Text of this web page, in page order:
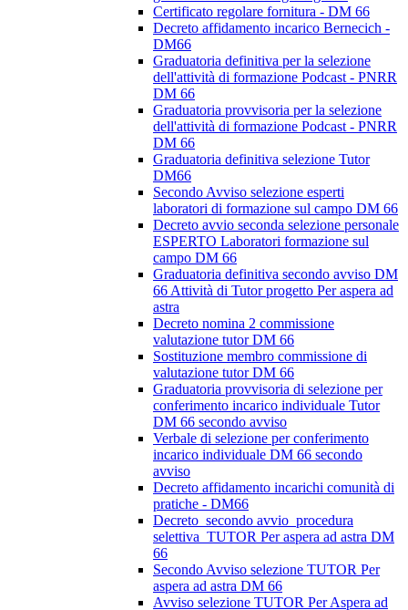
Certificato regolare fornitura - DM 66
Decreto affidamento incarico Bernecich -
DM66
Graduatoria definitiva per la selezione
dell'attività di formazione Podcast - PNRR
DM 66
Graduatoria provvisoria per la selezione
dell'attività di formazione Podcast - PNRR
DM 66
Graduatoria definitiva selezione Tutor
DM66
Secondo Avviso selezione esperti
laboratori di formazione sul campo DM 66
Decreto avvio seconda selezione personale
ESPERTO Laboratori formazione sul
campo DM 66
Graduatoria definitiva secondo avviso DM
66 Attività di Tutor progetto Per aspera ad
astra
Decreto nomina 2 commissione
valutazione tutor DM 66
Sostituzione membro commissione di
valutazione tutor DM 66
Graduatoria provvisoria di selezione per
conferimento incarico individuale Tutor
DM 66 secondo avviso
Verbale di selezione per conferimento
incarico individuale DM 66 secondo
avviso
Decreto affidamento incarichi comunità di
pratiche - DM66
Decreto_secondo avvio_procedura
selettiva_TUTOR Per aspera ad astra DM
66
Secondo Avviso selezione TUTOR Per
aspera ad astra DM 66
Avviso selezione TUTOR Per Aspera ad